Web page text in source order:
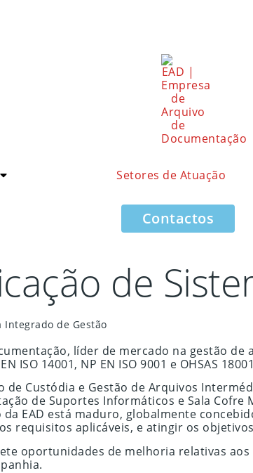
Setores de Atuação
Contactos
de
Integrado de Gestão
líder de mercado na gestão
ISO 14001, NP EN ISO 9001 e OHSAS
de Custódia e Gestão de Arquivos
de Suportes Informáticos e Sala Cofre
EAD está maduro, globalmente
requisitos aplicáveis, e atingir os
oportunidades de melhoria relativas